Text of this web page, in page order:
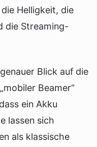
Helligkeit, die
die Streaming-
Blick auf die
Beamer“
ein Akku
lassen sich
als klassische